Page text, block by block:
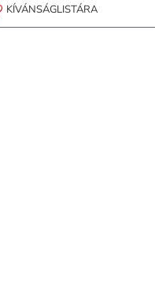
KÍVÁNSÁGLISTÁRA